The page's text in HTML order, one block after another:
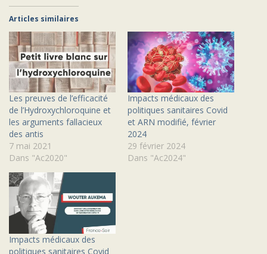
Articles similaires
Les preuves de l’efficacité
de l’Hydroxychloroquine et
les arguments fallacieux
des antis
7 mai 2021
Dans "Ac2020"
Impacts médicaux des
politiques sanitaires Covid
et ARN modifié, février
2024
29 février 2024
Dans "Ac2024"
Impacts médicaux des
politiques sanitaires Covid